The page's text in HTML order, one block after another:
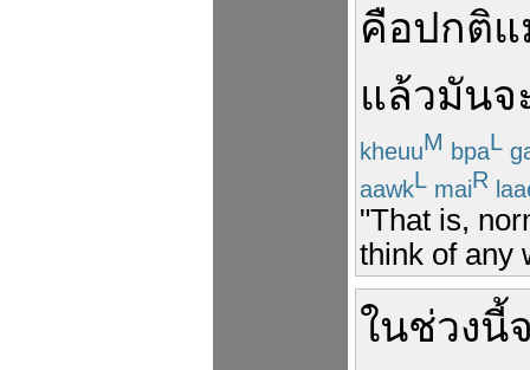
คือปกติ
แล้วมันจ
kheuuM bpaL
aawkL maiR
"That is,
think of any
ในช่วงนี้